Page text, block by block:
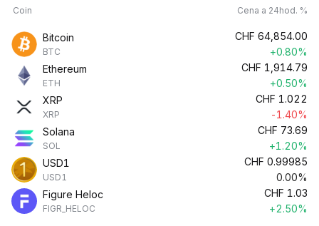
Coin Cena a 24hod. %
Bitcoin
BTC
CHF 64,854.00
+0.80%
Ethereum
ETH
CHF 1,914.79
+0.50%
XRP
XRP
CHF 1.022
-1.40%
Solana
SOL
CHF 73.69
+1.20%
USD1
USD1
CHF 0.99985
0.00%
Figure Heloc
FIGR_HELOC
CHF 1.03
+2.50%